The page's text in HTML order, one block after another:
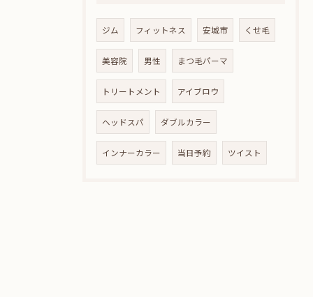
ジム フィットネス 安城市 くせ毛
美容院 男性 まつ毛パーマ
トリートメント アイブロウ
ヘッドスパ ダブルカラー
インナーカラー 当日予約 ツイスト